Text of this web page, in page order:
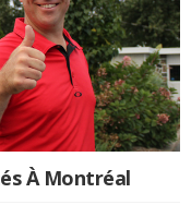
À Montréal